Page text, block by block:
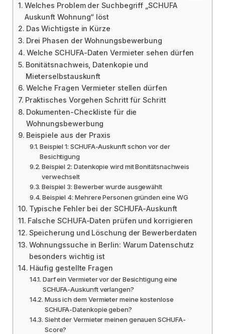
Welches Problem der Suchbegriff „SCHUFA
Auskunft Wohnung“ löst
Das Wichtigste in Kürze
Drei Phasen der Wohnungsbewerbung
Welche SCHUFA-Daten Vermieter sehen dürfen
Bonitätsnachweis, Datenkopie und
Mieterselbstauskunft
Welche Fragen Vermieter stellen dürfen
Praktisches Vorgehen Schritt für Schritt
Dokumenten-Checkliste für die
Wohnungsbewerbung
Beispiele aus der Praxis
Beispiel 1: SCHUFA-Auskunft schon vor der
Besichtigung
Beispiel 2: Datenkopie wird mit Bonitätsnachweis
verwechselt
Beispiel 3: Bewerber wurde ausgewählt
Beispiel 4: Mehrere Personen gründen eine WG
Typische Fehler bei der SCHUFA-Auskunft
Falsche SCHUFA-Daten prüfen und korrigieren
Speicherung und Löschung der Bewerberdaten
Wohnungssuche in Berlin: Warum Datenschutz
besonders wichtig ist
Häufig gestellte Fragen
Darf ein Vermieter vor der Besichtigung eine
SCHUFA-Auskunft verlangen?
Muss ich dem Vermieter meine kostenlose
SCHUFA-Datenkopie geben?
Sieht der Vermieter meinen genauen SCHUFA-
Score?